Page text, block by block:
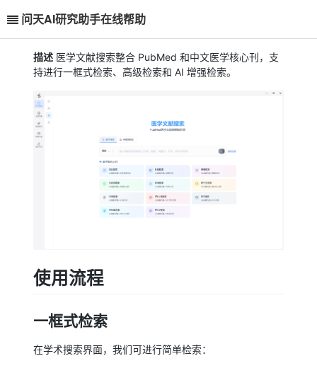
问天AI研究助手在线帮助
描述 医学文献搜索整合 PubMed 和中文医学核心刊，支
持进行一框式检索、高级检索和 AI 增强检索。
使用流程
一框式检索
在学术搜索界面，我们可进行简单检索：